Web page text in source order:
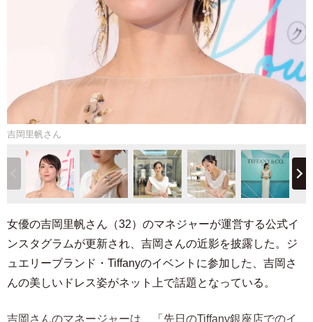
吉岡里帆さん
女優の吉岡里帆さん（32）のマネジャーが運営する公式イ
ンスタグラムが更新され、吉岡さんの近影を披露した。ジ
ュエリーブランド・Tiffanyのイベントに参加した、吉岡さ
んの美しいドレス姿がネット上で話題となっている。
吉岡さんのマネージャーは、「先日のTiffany銀座店でのイ